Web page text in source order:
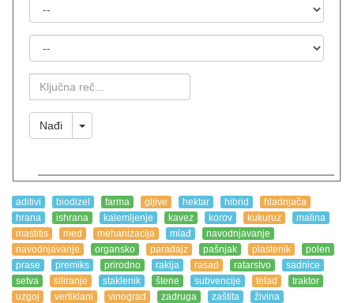
Ključna
Reč
Nađi Toggle Dropdown
aditivi biodizel farma gljive hektar hibrid
hladnjača
hrana
ishrana kalemljenje kavez korov kukuruz
malina
mastitis
med mehanizacija mlađ
navodnjavanje
navodnjavanje
organsko paradajz pašnjak plastenik
polen
prase
premiks prirodno rakija rasad ratarstvo
sadnice
setva
siliranje staklenik štene subvencije telad
traktor
uzgoj
vertiklani vinograd zadruga zaštita živina